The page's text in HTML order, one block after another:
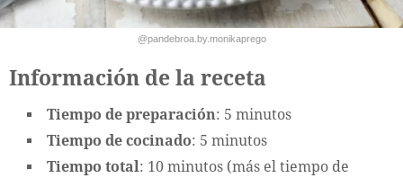
@pandebroa.by.monikaprego
Información de la receta
Tiempo de preparación: 5 minutos
Tiempo de cocinado: 5 minutos
Tiempo total: 10 minutos (más el tiempo de